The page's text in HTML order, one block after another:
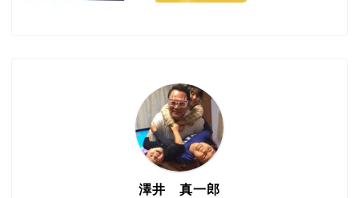
澤井 真一郎